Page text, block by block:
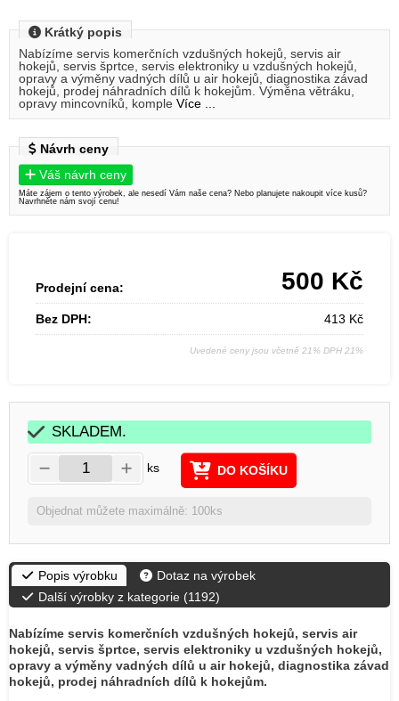
Krátký popis
Nabízíme servis komerčních vzdušných hokejů, servis air
hokejů, servis šprtce, servis elektroniky u vzdušných hokejů,
opravy a výměny vadných dílů u air hokejů, diagnostika závad
hokejů, prodej náhradních dílů k hokejům. Výměna větráku,
opravy mincovníků, komple Více ...
Návrh ceny
Váš návrh ceny
Máte zájem o tento výrobek, ale nesedí Vám naše cena? Nebo planujete nakoupit více kusů?
Navrhněte nám svojí cenu!
Prodejní cena: 500 Kč
Bez DPH: 413 Kč
Uvedené ceny jsou včetně 21% DPH 21%
SKLADEM.
ks DO KOŠÍKU
Objednat můžete maximálně: 100ks
Popis výrobku
Dotaz na výrobek
Další výrobky z kategorie (1192)
Nabízíme servis komerčních vzdušných hokejů, servis air
hokejů, servis šprtce, servis elektroniky u vzdušných hokejů,
opravy a výměny vadných dílů u air hokejů, diagnostika závad
hokejů, prodej náhradních dílů k hokejům.